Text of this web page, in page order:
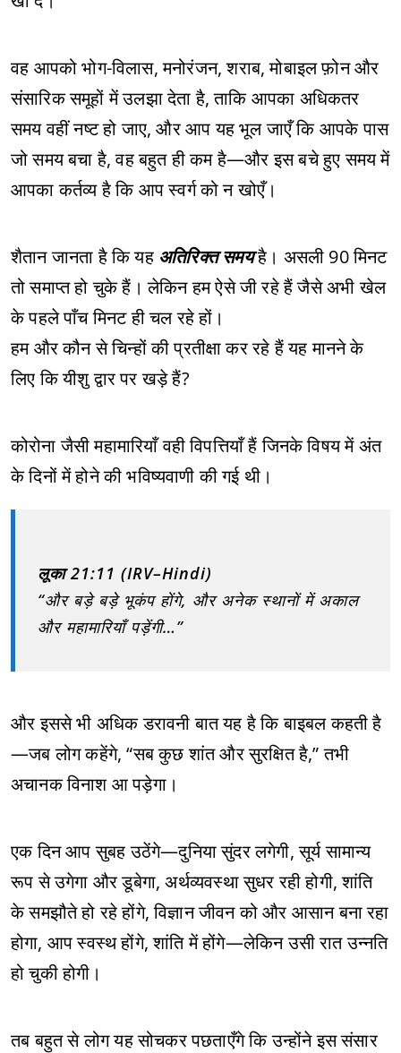
वह आपको भोग-विलास, मनोरंजन, शराब, मोबाइल फ़ोन और
संसारिक समूहों में उलझा देता है, ताकि आपका अधिकतर
समय वहीं नष्ट हो जाए, और आप यह भूल जाएँ कि आपके पास
जो समय बचा है, वह बहुत ही कम है—और इस बचे हुए समय में
आपका कर्तव्य है कि आप स्वर्ग को न खोएँ।
शैतान जानता है कि यह अतिरिक्त समयहै। असली 90 मिनट
तो समाप्त हो चुके हैं। लेकिन हम ऐसे जी रहे हैं जैसे अभी खेल
के पहले पाँच मिनट ही चल रहे हों।
हम और कौन से चिन्हों की प्रतीक्षा कर रहे हैं यह मानने के
लिए कि यीशु द्वार पर खड़े हैं?
कोरोना जैसी महामारियाँ वही विपत्तियाँ हैं जिनके विषय में अंत
के दिनों में होने की भविष्यवाणी की गई थी।
लूका 21:11 (IRV–Hindi)
“और बड़े बड़े भूकंप होंगे, और अनेक स्थानों में अकाल
और महामारियाँ पड़ेंगी…”
और इससे भी अधिक डरावनी बात यह है कि बाइबल कहती है
—जब लोग कहेंगे, “सब कुछ शांत और सुरक्षित है,” तभी
अचानक विनाश आ पड़ेगा।
एक दिन आप सुबह उठेंगे—दुनिया सुंदर लगेगी, सूर्य सामान्य
रूप से उगेगा और डूबेगा, अर्थव्यवस्था सुधर रही होगी, शांति
के समझौते हो रहे होंगे, विज्ञान जीवन को और आसान बना रहा
होगा, आप स्वस्थ होंगे, शांति में होंगे—लेकिन उसी रात उन्नति
हो चुकी होगी।
तब बहुत से लोग यह सोचकर पछताएँगे कि उन्होंने इस संसार